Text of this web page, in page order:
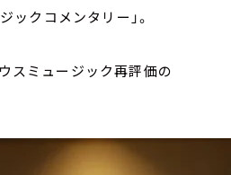
ジックコメンタリー」。
スミュージック再評価の